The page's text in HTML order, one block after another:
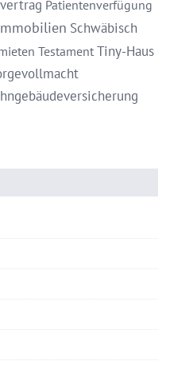
Patientenverfügung
Schwäbisch
TestamentTiny-Haus